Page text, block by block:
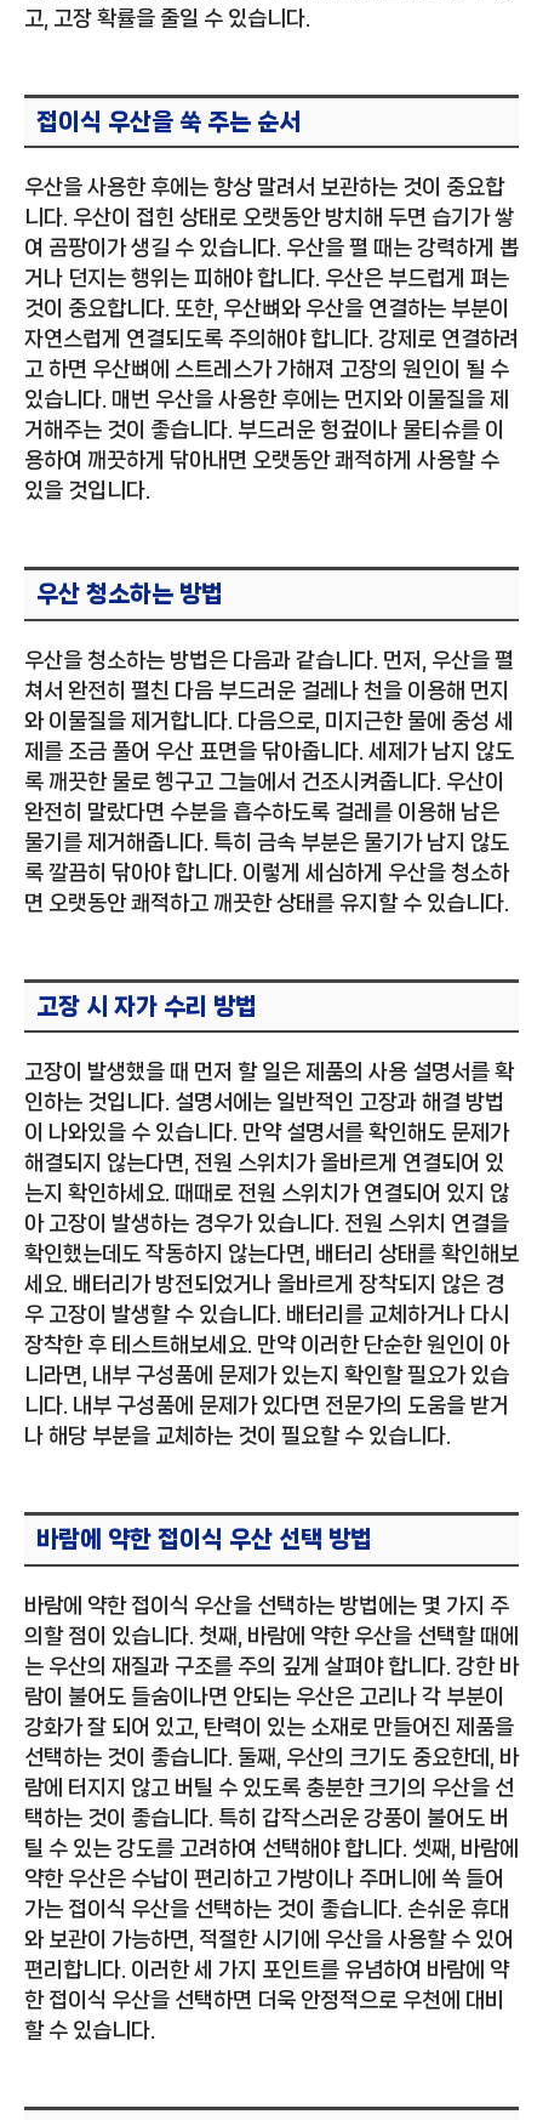
고, 고장 확률을 줄일 수 있습니다.
접이식 우산을 쑥 주는 순서
우산을 사용한 후에는 항상 말려서 보관하는 것이 중요합
니다. 우산이 접힌 상태로 오랫동안 방치해 두면 습기가 쌓
여 곰팡이가 생길 수 있습니다. 우산을 펼 때는 강력하게 뽑
거나 던지는 행위는 피해야 합니다. 우산은 부드럽게 펴는
것이 중요합니다. 또한, 우산뼈와 우산을 연결하는 부분이
자연스럽게 연결되도록 주의해야 합니다. 강제로 연결하려
고 하면 우산뼈에 스트레스가 가해져 고장의 원인이 될 수
있습니다. 매번 우산을 사용한 후에는 먼지와 이물질을 제
거해주는 것이 좋습니다. 부드러운 헝겊이나 물티슈를 이
용하여 깨끗하게 닦아내면 오랫동안 쾌적하게 사용할 수
있을 것입니다.
우산 청소하는 방법
우산을 청소하는 방법은 다음과 같습니다. 먼저, 우산을 펼
쳐서 완전히 펼친 다음 부드러운 걸레나 천을 이용해 먼지
와 이물질을 제거합니다. 다음으로, 미지근한 물에 중성 세
제를 조금 풀어 우산 표면을 닦아줍니다. 세제가 남지 않도
록 깨끗한 물로 헹구고 그늘에서 건조시켜줍니다. 우산이
완전히 말랐다면 수분을 흡수하도록 걸레를 이용해 남은
물기를 제거해줍니다. 특히 금속 부분은 물기가 남지 않도
록 깔끔히 닦아야 합니다. 이렇게 세심하게 우산을 청소하
면 오랫동안 쾌적하고 깨끗한 상태를 유지할 수 있습니다.
고장 시 자가 수리 방법
고장이 발생했을 때 먼저 할 일은 제품의 사용 설명서를 확
인하는 것입니다. 설명서에는 일반적인 고장과 해결 방법
이 나와있을 수 있습니다. 만약 설명서를 확인해도 문제가
해결되지 않는다면, 전원 스위치가 올바르게 연결되어 있
는지 확인하세요. 때때로 전원 스위치가 연결되어 있지 않
아 고장이 발생하는 경우가 있습니다. 전원 스위치 연결을
확인했는데도 작동하지 않는다면, 배터리 상태를 확인해보
세요. 배터리가 방전되었거나 올바르게 장착되지 않은 경
우 고장이 발생할 수 있습니다. 배터리를 교체하거나 다시
장착한 후 테스트해보세요. 만약 이러한 단순한 원인이 아
니라면, 내부 구성품에 문제가 있는지 확인할 필요가 있습
니다. 내부 구성품에 문제가 있다면 전문가의 도움을 받거
나 해당 부분을 교체하는 것이 필요할 수 있습니다.
바람에 약한 접이식 우산 선택 방법
바람에 약한 접이식 우산을 선택하는 방법에는 몇 가지 주
의할 점이 있습니다. 첫째, 바람에 약한 우산을 선택할 때에
는 우산의 재질과 구조를 주의 깊게 살펴야 합니다. 강한 바
람이 불어도 들숨이나면 안되는 우산은 고리나 각 부분이
강화가 잘 되어 있고, 탄력이 있는 소재로 만들어진 제품을
선택하는 것이 좋습니다. 둘째, 우산의 크기도 중요한데, 바
람에 터지지 않고 버틸 수 있도록 충분한 크기의 우산을 선
택하는 것이 좋습니다. 특히 갑작스러운 강풍이 불어도 버
틸 수 있는 강도를 고려하여 선택해야 합니다. 셋째, 바람에
약한 우산은 수납이 편리하고 가방이나 주머니에 쏙 들어
가는 접이식 우산을 선택하는 것이 좋습니다. 손쉬운 휴대
와 보관이 가능하면, 적절한 시기에 우산을 사용할 수 있어
편리합니다. 이러한 세 가지 포인트를 유념하여 바람에 약
한 접이식 우산을 선택하면 더욱 안정적으로 우천에 대비
할 수 있습니다.